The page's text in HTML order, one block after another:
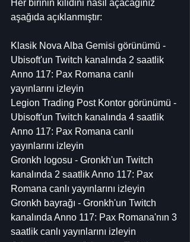
Her birinin kilidini nasıl açacağınız
aşağıda açıklanmıştır:
Klasik Nova Alba Gemisi görünümü -
Ubisoft'un Twitch kanalında 2 saatlik
Anno 117: Pax Romana canlı
yayınlarını izleyin
Legion Trading Post Kontor görünümü -
Ubisoft'un Twitch kanalında 4 saatlik
Anno 117: Pax Romana canlı
yayınlarını izleyin
Gronkh logosu - Gronkh'un Twitch
kanalında 2 saatlik Anno 117: Pax
Romana canlı yayınlarını izleyin
Gronkh bayrağı - Gronkh'un Twitch
kanalında Anno 117: Pax Romana'nın 3
saatlik canlı yayınlarını izleyin